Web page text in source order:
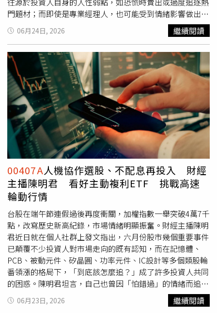
評估風險，自負盈虧。◎本文內容已獲 股魚 授權。
門題材；而即使是專業經理人，也可能受到情緒影響做出不
理性判斷。對此，
採取三層「人機協作」架構：1.
量化系統篩選：利用科技處理巨量資料，過濾市場噪音，並
資團隊針對篩選出的潛力企業，深入剖析產業趨勢與營運動
能。3.專業決策機制：結合科技的速度與人的判斷，由基金
經理人與投研團隊進行最終的資產配置，達成互補效果。有
別於市場常見追求高配息率的ETF，00407A採取「不配息」
設計。葉育碩表示，配息本質是將資產轉移至投資人手中，
而00407A 將收益留在基金內部持續滾動，使獲利能轉化為
下一階段成長的本金。這種將「主動選股」與「不配息再投
入」疊加的策略，旨在打造「主動成長 ✕ 時間複利」的長
期投資效應，而非追求單一年度的高配息。葉育碩強調，主
動式策略仍需時間驗證其穿越市場週期的能力，台股ETF的
競爭已進入下一階段。根據公開資訊，00407A費用結構包
含經理費0.75%/年、保管費 0.035%/年，以及依實際發生
的行政費用。截至6月23日，
規模達78.72 億元，其前十大持股以科技與 AI 供應鏈為主，
包含台積電（8%）、聯發科（6.51%）、台達電
（3.75%）等指標企業。※免責聲明：文中所提之個股、基
金內容僅供參考，並非投資建議，投資人應獨立判斷，審慎
評估風險，自負盈虧。◎本文內容已獲 葉育碩 授權。
06月24日, 2026 繼續閱讀
00407A人機協作選股、不配息再投入 財經
主播陳明君 看好主動複利ETF 挑戰高速
輪動行情
台股在端午節連假過後再度衝關，加權指數一舉突破4萬7千
點，改寫歷史新高紀錄，市場情緒明顯振奮。財經主播陳明
君近日就在個人社群上發文指出，六月份股市幾個重要事件
已顛覆不少投資人對市場走向的既有認知，而在記憶體、
PCB、被動元件、矽晶圓、功率元件、IC設計等多個類股輪
番領漲的格局下，「到底該怎麼追？」成了許多投資人共同
的困惑。陳明君坦言，自己也曾因「怕錯過」的情緒而追
高，又在短線回調時恐慌殺低。她認為，越是熱絡的盤勢，
投資人越容易產生主觀偏誤，「就算是身經百戰的經理人，
06月23日, 2026 繼續閱讀